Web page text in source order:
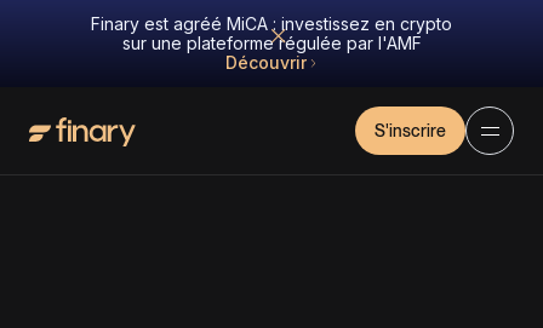
Finary est agréé MiCA : investissez en crypto
sur une plateforme régulée par l'AMF
Découvrir
S'inscrire